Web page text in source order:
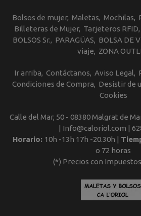
Bolsos de mujer Maletas Mochilas
Billeteras de Mujer Tarjeteros RFID
BOLSOS Sr.
PARAGÜAS BOLSA DE
viaje
ZONA
Ir arriba Contáctanos Aviso Legal
Condiciones de Compra
Desistir de
Cookies
Calle del Mar, 50 - 08380 Malgrat de
| Info@caloriol.com |
Horario: 10h -13h 17h -20.30h |
o 72 horas
(*) Precios con